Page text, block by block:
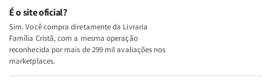
e
Deus
+
A
Mulher
+
A
É o site oficial?
Sim. Você compra diretamente da Livraria
Família Cristã, com a mesma operação
reconhecida por mais de 299 mil avaliações nos
marketplaces.